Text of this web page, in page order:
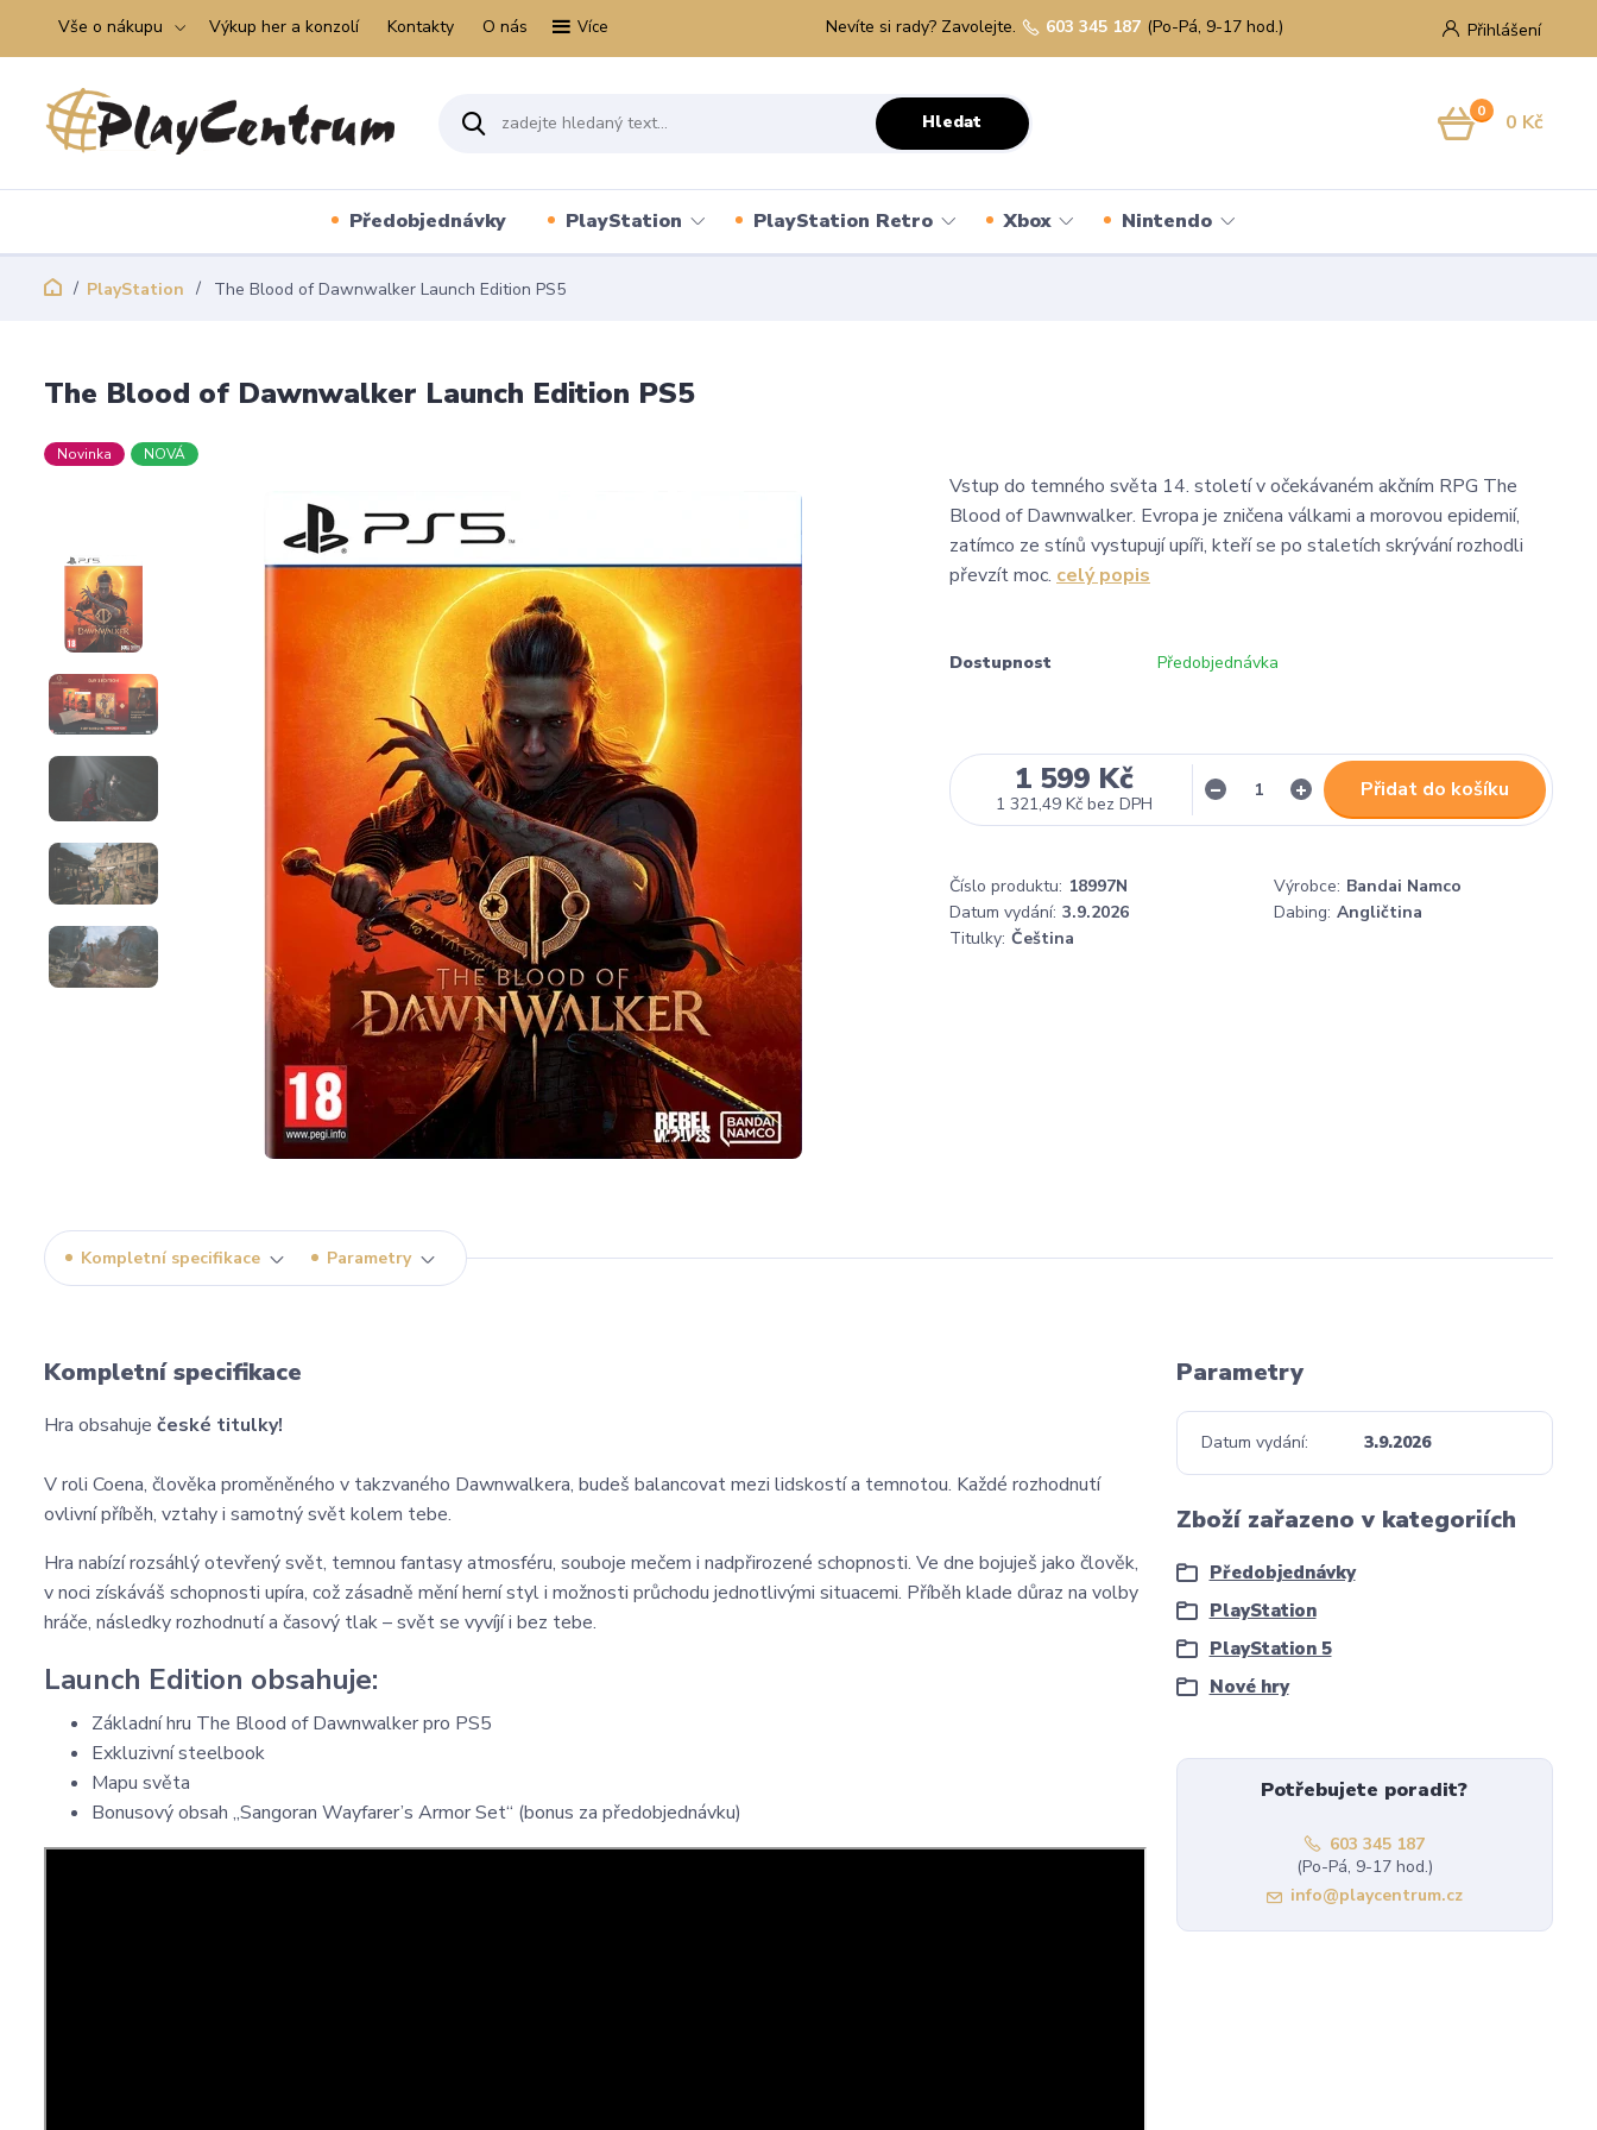
Vše o nákupu Výkup her a konzolí Kontakty O nás Více Přihlášení
Hledat
Nevíte si rady? Zavolejte. 603 345 187 (Po-Pá, 9-17 hod.)
0 0 Kč
Předobjednávky PlayStation PlayStation Retro Xbox Nintendo
PlayStation The Blood of Dawnwalker Launch Edition PS5
The Blood of Dawnwalker Launch Edition PS5
Novinka NOVÁ
Vstup do temného světa 14. století v očekávaném akčním RPG The
Blood of Dawnwalker. Evropa je zničena válkami a morovou epidemií,
zatímco ze stínů vystupují upíři, kteří se po staletích skrývání rozhodli
převzít moc. celý popis
Dostupnost Předobjednávka
1 599 Kč
1 321,49 Kč bez DPH
Přidat do košíku
Číslo produktu: 18997N Výrobce: Bandai Namco
Datum vydání: 3.9.2026 Dabing: Angličtina
Titulky: Čeština
Kompletní specifikace Parametry
Kompletní specifikace
Hra obsahuje české titulky!
V roli Coena, člověka proměněného v takzvaného Dawnwalkera, budeš balancovat mezi lidskostí a temnotou. Každé rozhodnutí
ovlivní příběh, vztahy i samotný svět kolem tebe.
Hra nabízí rozsáhlý otevřený svět, temnou fantasy atmosféru, souboje mečem i nadpřirozené schopnosti. Ve dne bojuješ jako člověk,
v noci získáváš schopnosti upíra, což zásadně mění herní styl i možnosti průchodu jednotlivými situacemi. Příběh klade důraz na volby
hráče, následky rozhodnutí a časový tlak – svět se vyvíjí i bez tebe.
Launch Edition obsahuje:
Základní hru The Blood of Dawnwalker pro PS5
Exkluzivní steelbook
Mapu světa
Bonusový obsah „Sangoran Wayfarer’s Armor Set“ (bonus za předobjednávku)
Parametry
Datum vydání 3.9.2026
Zboží zařazeno v kategoriích
Předobjednávky
PlayStation
PlayStation 5
Nové hry
Potřebujete poradit?
603 345 187
(Po-Pá, 9-17 hod.)
info@playcentrum.cz